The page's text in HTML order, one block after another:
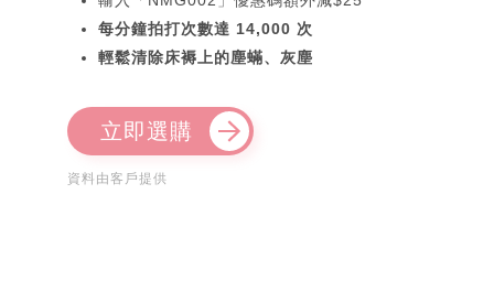
每分鐘拍打次數達 14,000 次
輕鬆清除床褥上的塵蟎、灰塵
立即選購
資料由客戶提供